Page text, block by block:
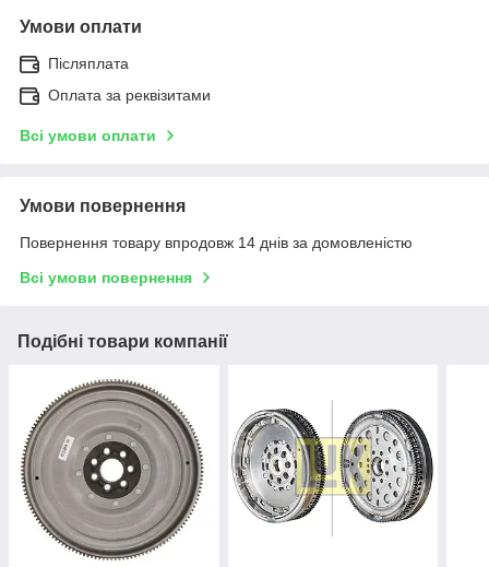
Умови оплати
Післяплата
Оплата за реквізитами
Всі умови оплати
Умови повернення
Повернення товару впродовж 14 днів за домовленістю
Всі умови повернення
Подібні товари компанії